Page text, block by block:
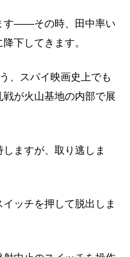
す——その時、田中率い
下してきます。
、スパイ映画史上でも
が火山基地の内部で展
ますが、取り逃しま
ッチを押して脱出しま